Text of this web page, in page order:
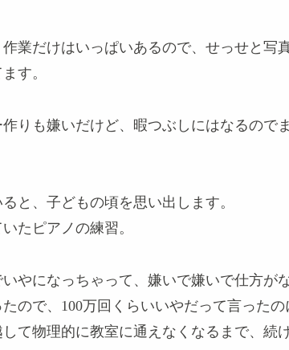
業だけはいっぱいあるので、せっせと写
す。
りも嫌いだけど、暇つぶしにはなるので
と、子どもの頃を思い出します。
たピアノの練習。
やになっちゃって、嫌いで嫌いで仕方が
ので、100万回くらいいやだって言った
て物理的に教室に通えなくなるまで、続